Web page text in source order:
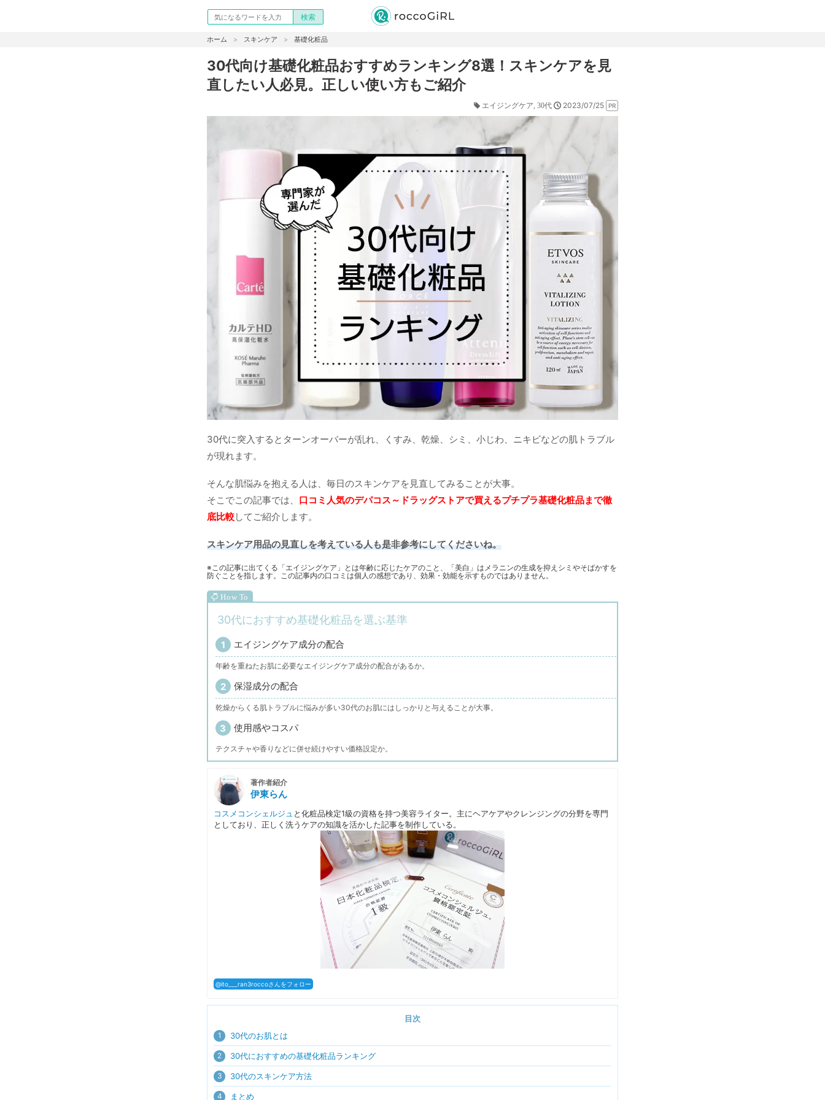
ホーム スキンケア 基礎化粧品
30代向け基礎化粧品おすすめランキング8選！スキンケアを見
直したい人必見。正しい使い方もご紹介
エイジングケア 30代 2023/07/25
30代に突入するとターンオーバーが乱れ、くすみ、乾燥、シミ、小じわ、ニキビなどの肌トラブル
が現れます。
そんな肌悩みを抱える人は、毎日のスキンケアを見直してみることが大事。
そこでこの記事では、 口コミ人気のデパコス～ドラッグストアで買えるプチプラ基礎化粧品まで徹
底比較してご紹介します。
スキンケア用品の見直しを考えている人も是非参考にしてくださいね。
※この記事に出てくる「エイジングケア」とは年齢に応じたケアのこと、「美白」はメラニンの生成を抑えシミやそばかすを
防ぐことを指します。この記事内の口コミは個人の感想であり、効果・効能を示すものではありません。
30代におすすめ基礎化粧品を選ぶ基準
エイジングケア成分の配合
年齢を重ねたお肌に必要なエイジングケア成分の配合があるか。
保湿成分の配合
乾燥からくる肌トラブルに悩みが多い30代のお肌にはしっかりと与えることが大事。
使用感やコスパ
テクスチャや香りなどに併せ続けやすい価格設定か。
著作者紹介
伊東らん
コスメコンシェルジュ と化粧品検定1級の資格を持つ美容ライター。主にヘアケアやクレンジングの分野を専門
としており、正しく洗うケアの知識を活かした記事を制作している。
@ito___ran3roccoさんをフォロー
目次
1 30代のお肌とは
2 30代におすすめの基礎化粧品ランキング
3 30代のスキンケア方法
4 まとめ